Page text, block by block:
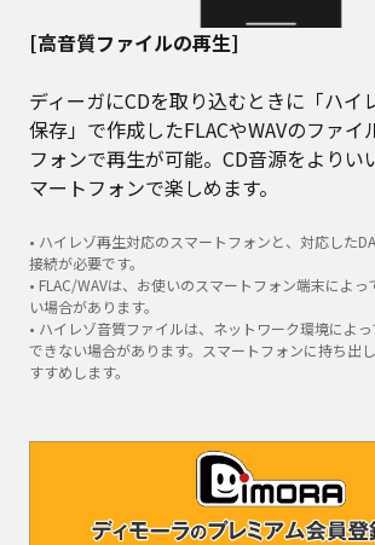
[高音質ファイルの再生]
ディーガにCDを取り込むときに「ハイ
保存」で作成したFLACやWAVのファイ
フォンで再生が可能。CD音源をよりい
マートフォンで楽しめます。
• ハイレゾ再生対応のスマートフォンと、対応した
接続が必要です。
• FLAC/WAVは、お使いのスマートフォン端末によ
い場合があります。
• ハイレゾ音質ファイルは、ネットワーク環境によ
できない場合があります。スマートフォンに持ち出
すすめします。